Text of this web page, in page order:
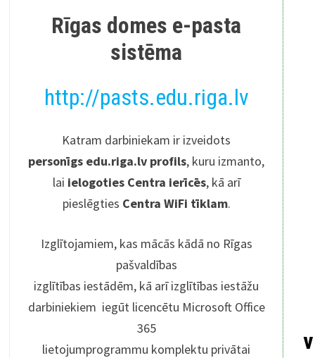
Rīgas domes e-pasta
sistēma
http://pasts.edu.riga.lv
Katram darbiniekam ir izveidots
personīgs edu.riga.lv profils, kuru izmanto,
lai ielogoties Centra ierīcēs, kā arī
pieslēgties Centra WiFi tīklam.
Izglītojamiem, kas mācās kādā no Rīgas
pašvaldības
izglītības iestādēm, kā arī izglītības iestāžu
darbiniekiem iegūt licencētu Microsoft Office
365
lietojumprogrammu komplektu privātai